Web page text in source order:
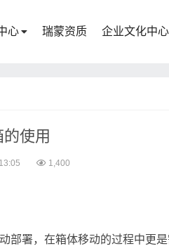
心 瑞蒙资质 企业文化中心
使用
1,400
部署，在箱体移动的过程中更